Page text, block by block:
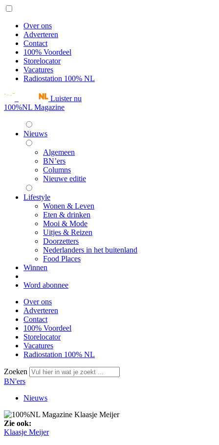
Over ons
Adverteren
Contact
100% Voordeel
Storelocator
Vacatures
Radiostation 100% NL
Luister nu
100%NL Magazine
Nieuws
Algemeen
BN’ers
Columns
Nieuwe editie
Lifestyle
Wonen & Leven
Eten & drinken
Mooi & Mode
Uitjes & Reizen
Doorzetters
Nederlanders in het buitenland
Food Places
Winnen
Word abonnee
Over ons
Adverteren
Contact
100% Voordeel
Storelocator
Vacatures
Radiostation 100% NL
Zoeken
BN'ers
Nieuws
Zie ook:
Klaasje Meijer